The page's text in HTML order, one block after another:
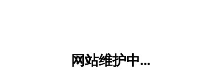
网站维护中...